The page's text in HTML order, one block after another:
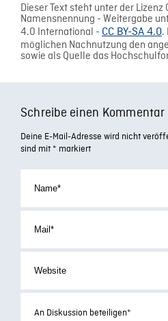
Dieser Text steht unter der
Namensnennung - Weitergabe
4.0 International - CC BY-SA 4.0.
möglichen Nachnutzung den
sowie als Quelle das
Schreibe einen Kommentar
Deine E-Mail-Adresse wird nicht
sind mit * markiert